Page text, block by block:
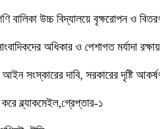
বালিকা উচ্চ বিদ্যালয়ে বৃক্ষরোপন ও
অধিকার ও পেশাগত মর্যাদা
সংস্কারের দাবি, সরকারের দৃষ্টি
ব্ল্যাকমেইল,গ্রেপ্তার-১